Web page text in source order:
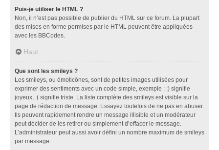
Puis-je utiliser le HTML ?
Non, il n’est pas possible de publier du HTML sur ce forum. La plupart
des mises en forme permises par le HTML peuvent être appliquées
avec les BBCodes.
Haut
Que sont les smileys ?
Les smileys, ou émoticônes, sont de petites images utilisées pour
exprimer des sentiments avec un code simple, exemple : :) signifie
joyeux, :( signifie triste. La liste complète des smileys est visible sur la
page de rédaction de message. Essayez toutefois de ne pas en abuser.
Ils peuvent rapidement rendre un message illisible et un modérateur
peut décider de les retirer ou simplement d’effacer le message.
L’administrateur peut aussi avoir défini un nombre maximum de smileys
par message.